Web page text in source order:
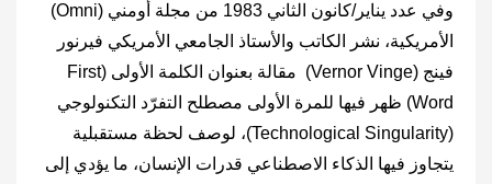
وفي عدد يناير/كانون الثاني 1983 من مجلة أومني (‎Omni‎)
الأمريكية، نشر الكاتب والأستاذ الجامعي الأمريكي فيرنور
فينج (‎Vernor Vinge‎) مقالة بعنوان الكلمة الأولى (‎First
Word‎) ظهر فيها للمرة الأولى مصطلح التفرّد التكنولوجي
(‎Technological Singularity‎)، لوصف لحظة مستقبلية
يتجاوز فيها الذكاء الاصطناعي قدرات الإنسان، ما يؤدي إلى